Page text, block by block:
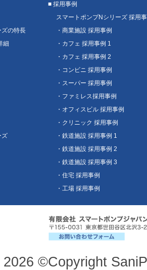
ズの特長
細
ズ
■ 採用事例
スマートポンプNシリーズ 採用
・商業施設 採用事例
・カフェ 採用事例 1
・カフェ 採用事例 2
・コンビニ 採用事例
・スーパー 採用事例
・ファミレス採用事例
・オフィスビル 採用事例
・クリニック 採用事例
・鉄道施設 採用事例 1
・鉄道施設 採用事例 2
・鉄道施設 採用事例 3
・住宅 採用事例
・工場 採用事例
2026 ©Copyright